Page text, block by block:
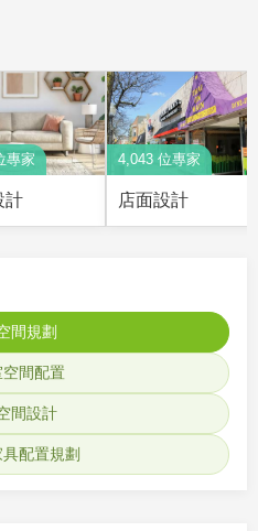
專家
計
4,043 位專家
店面設計
間規劃
空間配置
間設計
配置規劃